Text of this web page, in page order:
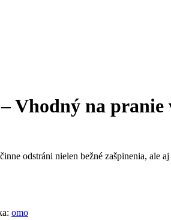
Vhodný na
odstráni nielen bežné zašpinenia, ale
omo